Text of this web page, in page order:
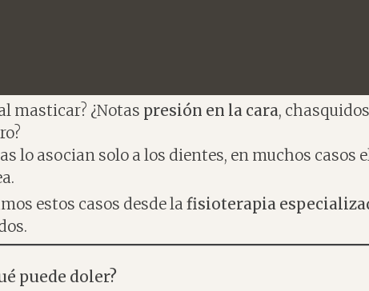
masticar? ¿Notas presión en la cara,
lo asocian solo a los dientes, en muchos casos
estos casos desde la fisioterapia
puede doler?